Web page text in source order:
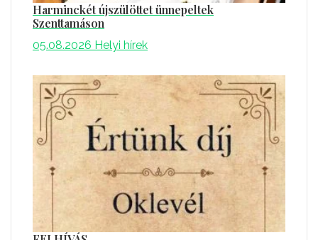
Harminckét újszülöttet ünnepeltek
Szenttamáson
05.08.2026 Helyi hírek